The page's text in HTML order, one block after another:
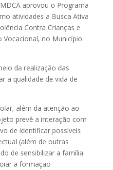
aprovou o Programa
atividades a Busca Ativa
Contra Crianças e
Vocacional, no Município
da realização das
a qualidade de vida de
além da atenção ao
prevê a interação com
de identificar possíveis
(além de outras
de sensibilizar a família
a formação